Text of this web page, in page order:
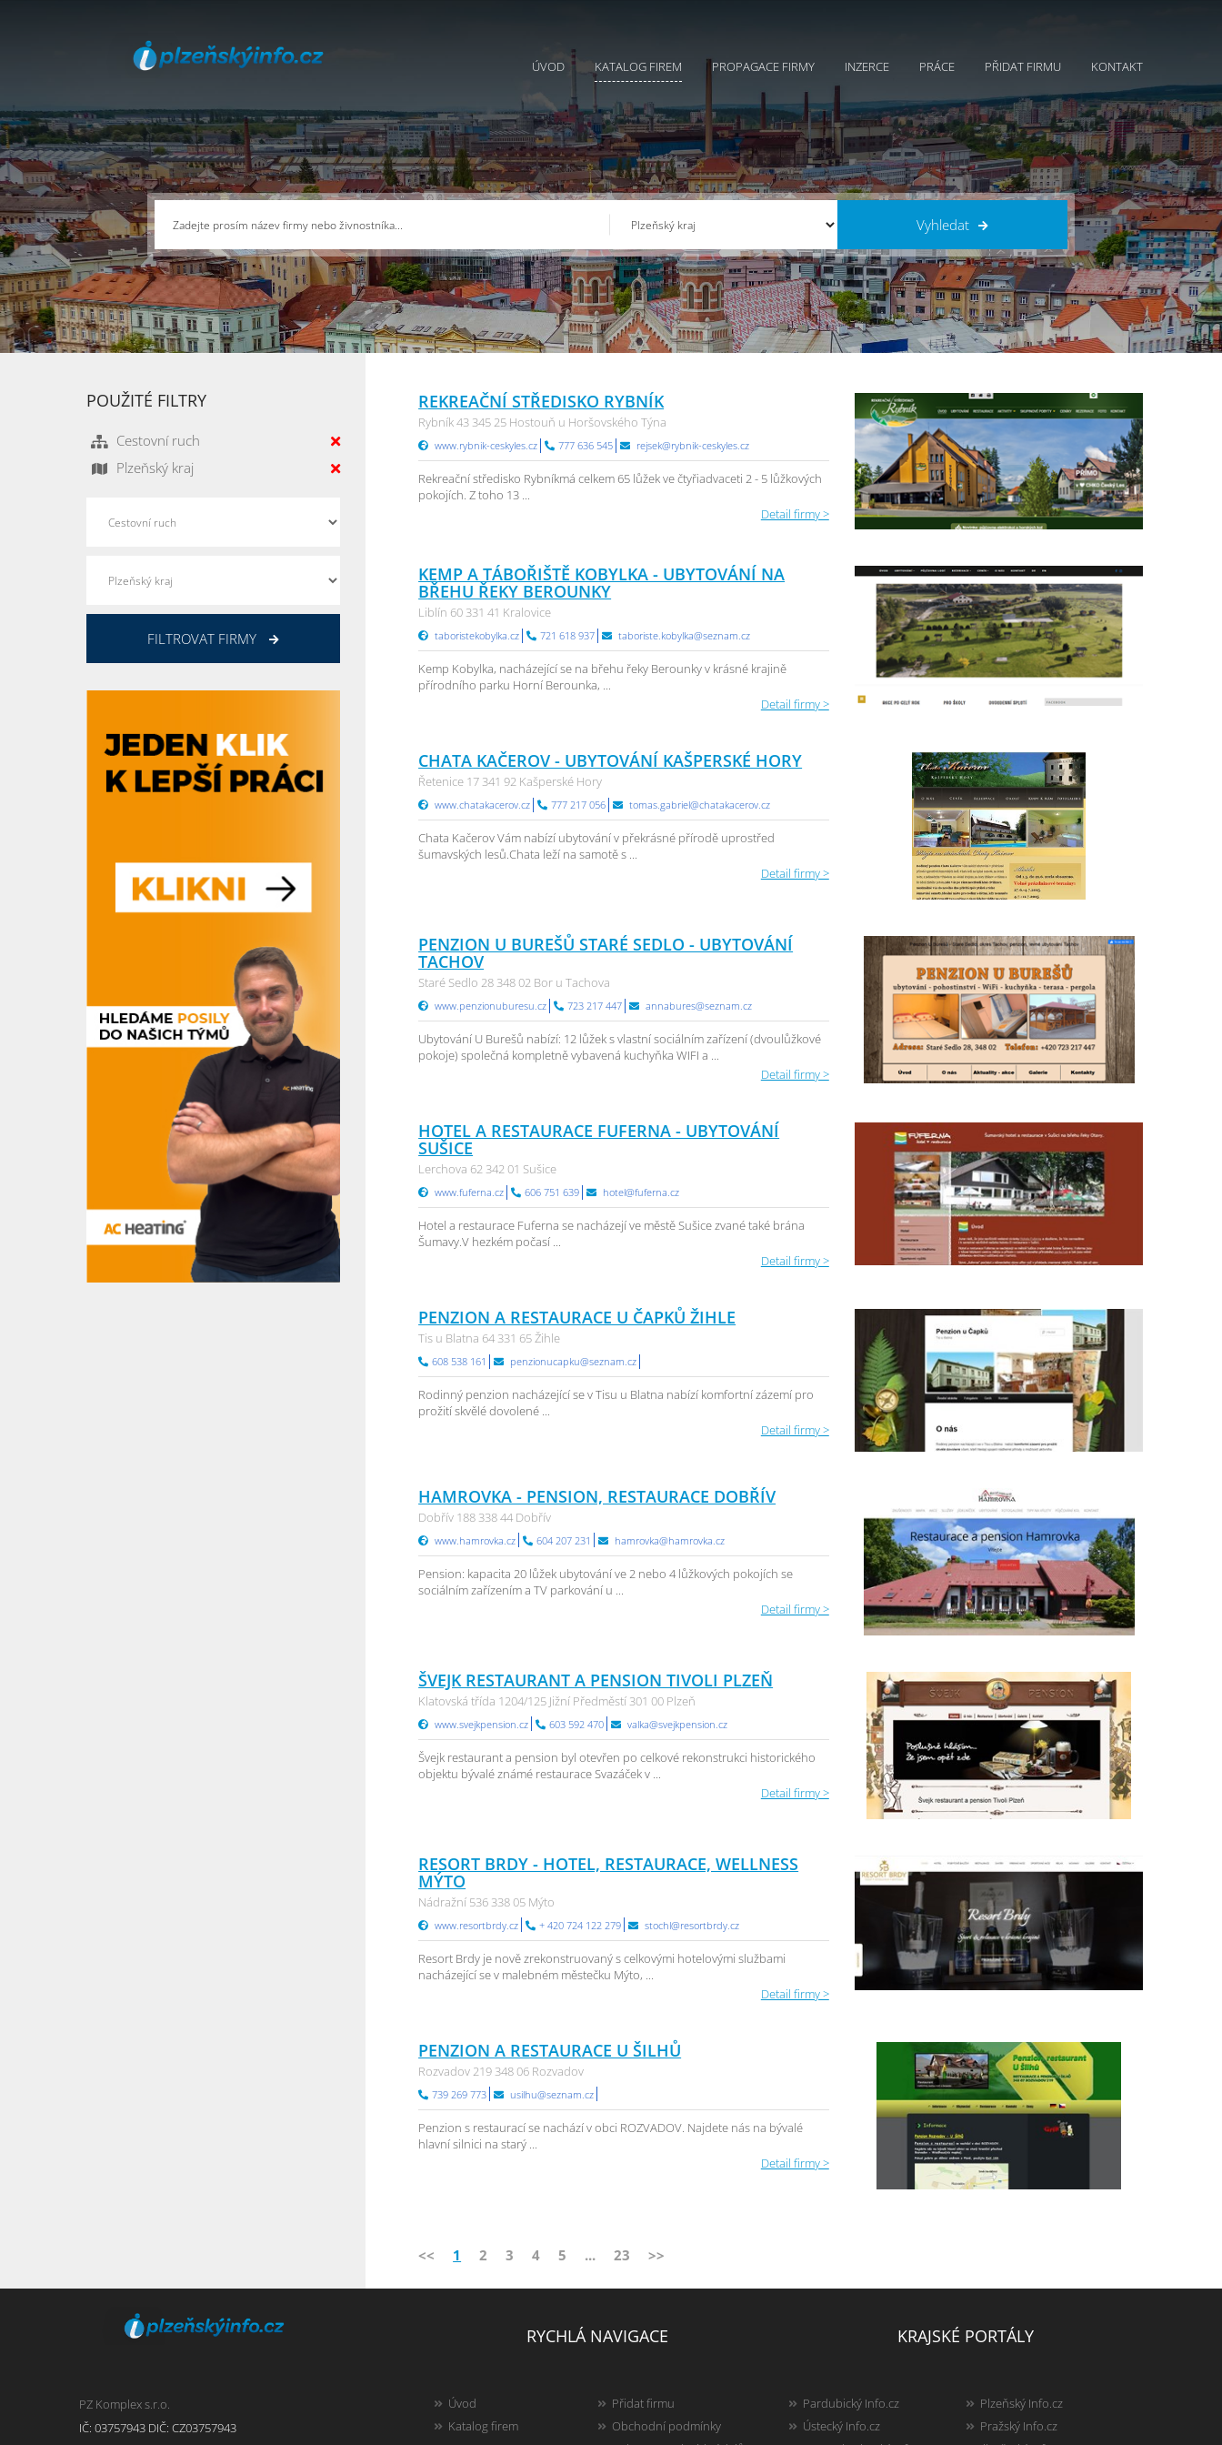
ÚVOD KATALOG FIREM PROPAGACE FIRMY INZERCE PRÁCE PŘIDAT FIRMU KONTAKT
Vyhledat
REKREAČNÍ STŘEDISKO RYBNÍK
Rybník 43 345 25 Hostouň u Horšovského Týna
www.rybnik-ceskyles.cz 777 636 545 rejsek@rybnik-ceskyles.cz
Rekreační středisko Rybníkmá celkem 65 lůžek ve čtyřiadvaceti 2 - 5 lůžkových
pokojích. Z toho 13 ...
Detail firmy >
KEMP A TÁBOŘIŠTĚ KOBYLKA - UBYTOVÁNÍ NA
BŘEHU ŘEKY BEROUNKY
Liblín 60 331 41 Kralovice
taboristekobylka.cz 721 618 937 taboriste.kobylka@seznam.cz
Kemp Kobylka, nacházející se na břehu řeky Berounky v krásné krajině
přírodního parku Horní Berounka, ...
Detail firmy >
CHATA KAČEROV - UBYTOVÁNÍ KAŠPERSKÉ HORY
Řetenice 17 341 92 Kašperské Hory
www.chatakacerov.cz 777 217 056 tomas.gabriel@chatakacerov.cz
Chata Kačerov Vám nabízí ubytování v překrásné přírodě uprostřed
šumavských lesů.Chata leží na samotě s ...
Detail firmy >
PENZION U BUREŠŮ STARÉ SEDLO - UBYTOVÁNÍ
TACHOV
Staré Sedlo 28 348 02 Bor u Tachova
www.penzionuburesu.cz 723 217 447 annabures@seznam.cz
Ubytování U Burešů nabízí: 12 lůžek s vlastní sociálním zařízení (dvoulůžkové
pokoje) společná kompletně vybavená kuchyňka WIFI a ...
Detail firmy >
HOTEL A RESTAURACE FUFERNA - UBYTOVÁNÍ
SUŠICE
Lerchova 62 342 01 Sušice
www.fuferna.cz 606 751 639 hotel@fuferna.cz
Hotel a restaurace Fuferna se nacházejí ve městě Sušice zvané také brána
Šumavy.V hezkém počasí ...
Detail firmy >
PENZION A RESTAURACE U ČAPKŮ ŽIHLE
Tis u Blatna 64 331 65 Žihle
608 538 161 penzionucapku@seznam.cz
Rodinný penzion nacházející se v Tisu u Blatna nabízí komfortní zázemí pro
prožití skvělé dovolené ...
Detail firmy >
HAMROVKA - PENSION, RESTAURACE DOBŘÍV
Dobřív 188 338 44 Dobřív
www.hamrovka.cz 604 207 231 hamrovka@hamrovka.cz
Pension: kapacita 20 lůžek ubytování ve 2 nebo 4 lůžkových pokojích se
sociálním zařízením a TV parkování u ...
Detail firmy >
ŠVEJK RESTAURANT A PENSION TIVOLI PLZEŇ
Klatovská třída 1204/125 Jižní Předměstí 301 00 Plzeň
www.svejkpension.cz 603 592 470 valka@svejkpension.cz
Švejk restaurant a pension byl otevřen po celkové rekonstrukci historického
objektu bývalé známé restaurace Svazáček v ...
Detail firmy >
RESORT BRDY - HOTEL, RESTAURACE, WELLNESS
MÝTO
Nádražní 536 338 05 Mýto
www.resortbrdy.cz + 420 724 122 279 stochl@resortbrdy.cz
Resort Brdy je nově zrekonstruovaný s celkovými hotelovými službami
nacházející se v malebném městečku Mýto, ...
Detail firmy >
PENZION A RESTAURACE U ŠILHŮ
Rozvadov 219 348 06 Rozvadov
739 269 773 usilhu@seznam.cz
Penzion s restaurací se nachází v obci ROZVADOV. Najdete nás na bývalé
hlavní silnici na starý ...
Detail firmy >
<< 1 2 3 4 5 ... 23 >>
POUŽITÉ FILTRY
Cestovní ruch
Plzeňský kraj
FILTROVAT FIRMY
PZ Komplex s.r.o.
IČ: 03757943 DIČ: CZ03757943
RYCHLÁ NAVIGACE
Úvod
Katalog firem
Přidat firmu
Obchodní podmínky
KRAJSKÉ PORTÁLY
Pardubický Info.cz
Ústecký Info.cz
Plzeňský Info.cz
Pražský Info.cz